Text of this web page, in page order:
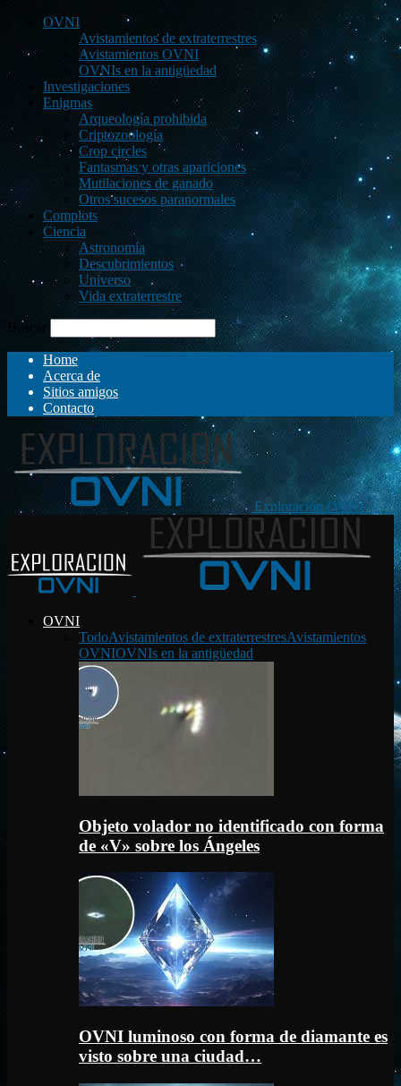
OVNI
Avistamientos de extraterrestres
Avistamientos OVNI
OVNIs en la antigüedad
Investigaciones
Enigmas
Arqueología prohibida
Criptozoología
Crop circles
Fantasmas y otras apariciones
Mutilaciones de ganado
Otros sucesos paranormales
Complots
Ciencia
Astronomía
Descubrimientos
Universo
Vida extraterrestre
Buscar
Home
Acerca de
Sitios amigos
Contacto
Exploración OVNI
OVNI
TodoAvistamientos de extraterrestresAvistamientos
OVNIOVNIs en la antigüedad
Objeto volador no identificado con forma
de «V» sobre los Ángeles
OVNI luminoso con forma de diamante es
visto sobre una ciudad…